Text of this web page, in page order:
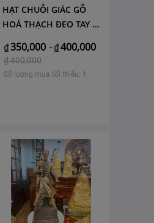
HẠT CHUỖI GIÁC GỖ
HOÁ THẠCH ĐEO TAY -
₫350,000 -₫400,000
₫400,000
Số lượng mua tối thiểu: 1